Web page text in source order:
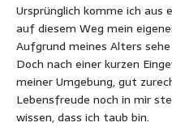
Ursprünglich komme ich aus
auf diesem Weg mein
Aufgrund meines Alters
Doch nach einer kurzen
meiner Umgebung, gut
Lebensfreude noch in mir
wissen, dass ich taub bin.